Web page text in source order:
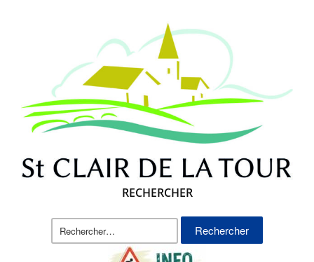
RECHERCHER
Rechercher :